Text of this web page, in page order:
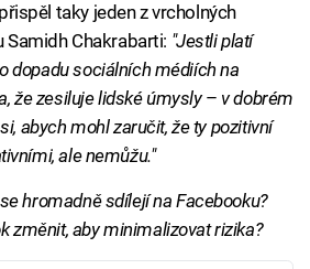
taky jeden z vrcholných
Samidh Chakrabarti: "Jestli platí
dopadu sociálních médiích na
že zesiluje lidské úmysly– v dobrém
abych mohl zaručit, že ty pozitivní
ale nemůžu."
hromadně sdílejí na Facebooku?
změnit, aby minimalizovat rizika?